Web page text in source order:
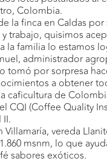
Colombia.
la finca en Caldas por
trabajo, quisimos
la familia lo estamos
administrador
tomó por sorpresa
a obtener
caficultura de
CQI (Coffee Quality
Villamaría, vereda
msnm, lo que
sabores exóticos.